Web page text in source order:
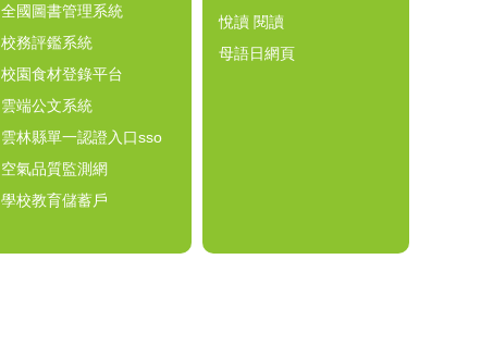
全國圖書管理系統
校務評鑑系統
校園食材登錄平台
雲端公文系統
雲林縣單一認證入口sso
空氣品質監測網
學校教育儲蓄戶
悅讀 閱讀
母語日網頁